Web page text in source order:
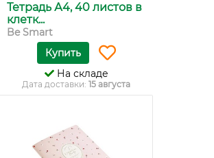
Тетрадь А4, 40 листов в
клетк...
Be Smart
Купить
На складе
Дата доставки: 15 августа